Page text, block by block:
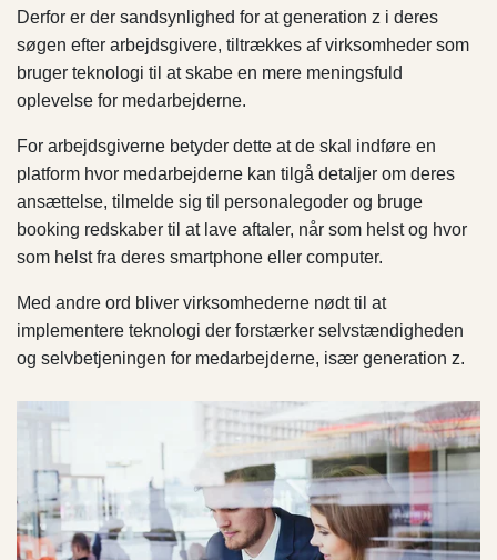
Derfor er der sandsynlighed for at generation z i deres
søgen efter arbejdsgivere, tiltrækkes af virksomheder som
bruger teknologi til at skabe en mere meningsfuld
oplevelse for medarbejderne.
For arbejdsgiverne betyder dette at de skal indføre en
platform hvor medarbejderne kan tilgå detaljer om deres
ansættelse, tilmelde sig til personalegoder og bruge
booking redskaber til at lave aftaler, når som helst og hvor
som helst fra deres smartphone eller computer.
Med andre ord bliver virksomhederne nødt til at
implementere teknologi der forstærker selvstændigheden
og selvbetjeningen for medarbejderne, især generation z.